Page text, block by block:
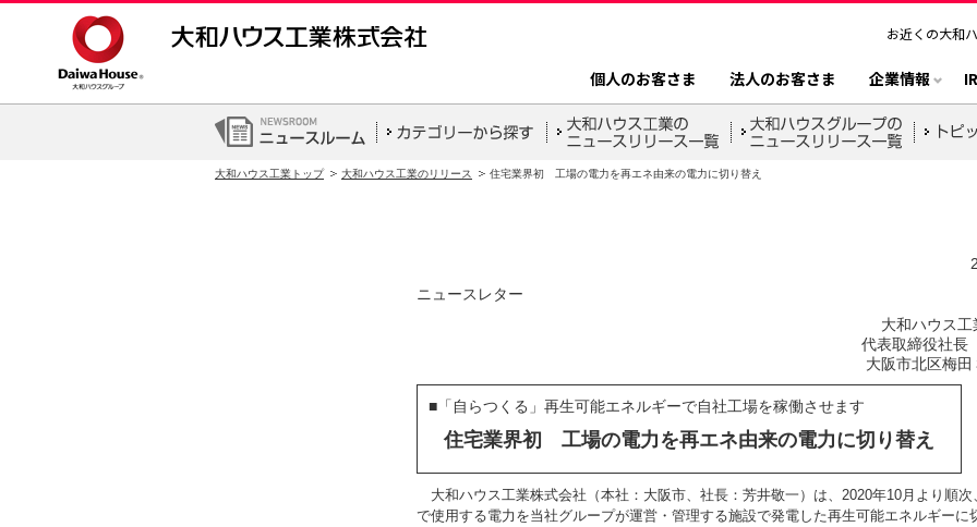
お近くの大和
個人のお客さま 法人のお客さま 企業情報
大和ハウス工業トップ 大和ハウス工業のリリース 住宅業界初 工場の電力を再エネ由来の電力に切り替え
ニュースレター
大和ハウス
代表取締役社
大阪市北区梅
■「自らつくる」再生可能エネルギーで自社工場を稼働させます
住宅業界初 工場の電力を再エネ由来の電力に切り替え
大和ハウス工業株式会社（本社：大阪市、社長：芳井敬一）は、2020年10月より順次
で使用する電力を当社グループが運営・管理する施設で発電した再生可能エネルギーに